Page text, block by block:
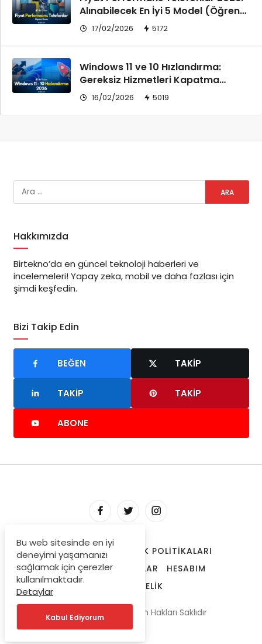
Alınabilecek En İyi 5 Model (Öğrenci
Dostu)
17/02/2026 5172
Windows 11 ve 10 Hızlandırma:
Gereksiz Hizmetleri Kapatma
(2026)
16/02/2026 5019
Hakkımızda
Birtekno’da en güncel teknoloji haberleri ve
incelemeleri! Yapay zeka, mobil ve daha fazlası için
şimdi keşfedin.
Bizi Takip Edin
BEĞEN TAKIP
TAKIP TAKIP
ABONE
HAKKIMIZDA
GIZLILIK POLITIKALARI
TRENDLERDEKI YAZILAR
HESABIM
ONAYLI ÜYELIK
© Copyright 2025 Tüm Hakları Saklıdır
Bu web sitesinde en iyi
deneyimi yaşamanızı
sağlamak için çerezler
kullanılmaktadır.
Detaylar
Kabul Ediyorum